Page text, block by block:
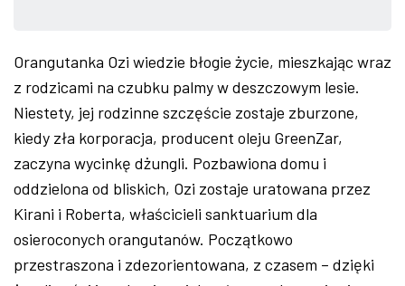
Orangutanka Ozi wiedzie błogie życie, mieszkając wraz
z rodzicami na czubku palmy w deszczowym lesie.
Niestety, jej rodzinne szczęście zostaje zburzone,
kiedy zła korporacja, producent oleju GreenZar,
zaczyna wycinkę dżungli. Pozbawiona domu i
oddzielona od bliskich, Ozi zostaje uratowana przez
Kirani i Roberta, właścicieli sanktuarium dla
osieroconych orangutanów. Początkowo
przestraszona i zdezorientowana, z czasem – dzięki